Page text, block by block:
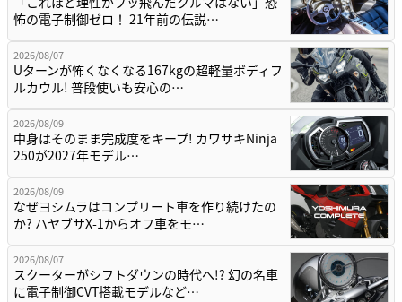
怖の電子制御ゼロ！ 21年前の伝説…
2026/08/07
Uターンが怖くなくなる167kgの超軽量ボディフ
ルカウル! 普段使いも安心の…
2026/08/09
中身はそのまま完成度をキープ! カワサキNinja
250が2027年モデル…
2026/08/09
なぜヨシムラはコンプリート車を作り続けたの
か? ハヤブサX-1からオフ車をモ…
2026/08/07
スクーターがシフトダウンの時代へ!? 幻の名車
に電子制御CVT搭載モデルなど…